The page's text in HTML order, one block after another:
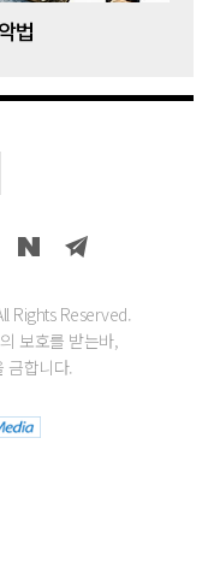
법
Rights Reserved.
보호를 받는바,
금합니다.